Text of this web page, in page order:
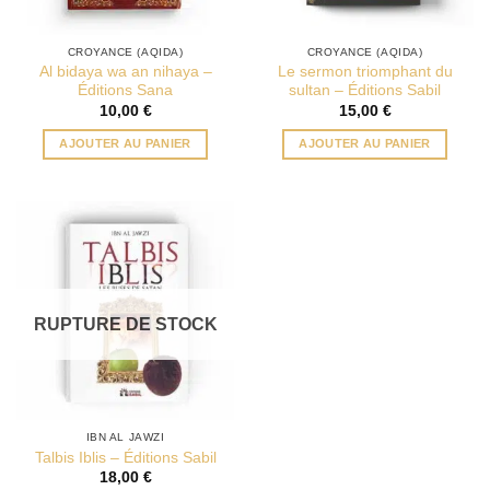
CROYANCE (AQIDA)
Al bidaya wa an nihaya –
Éditions Sana
10,00 €
AJOUTER AU PANIER
CROYANCE (AQIDA)
Le sermon triomphant du
sultan – Éditions Sabil
15,00 €
AJOUTER AU PANIER
RUPTURE DE STOCK
IBN AL JAWZI
Talbis Iblis – Éditions Sabil
18,00 €